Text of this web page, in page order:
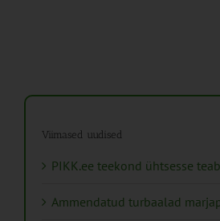
Viimased uudised
PIKK.ee teekond ühtsesse
Ammendatud turbaalad